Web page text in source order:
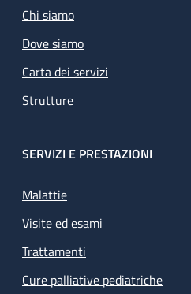
Chi siamo
Dove siamo
Carta dei servizi
Strutture
SERVIZI E PRESTAZIONI
Malattie
Visite ed esami
Trattamenti
Cure palliative pediatriche